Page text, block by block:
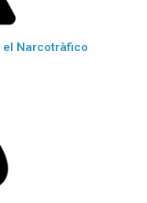
el Narcotràfico